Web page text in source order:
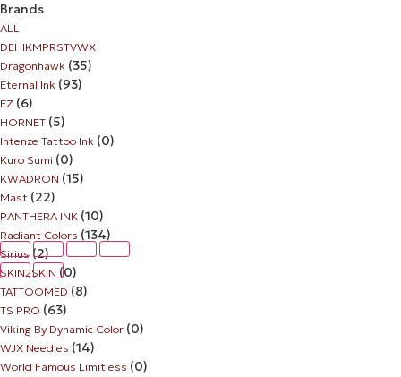
Brands
ALL
DEHIKMPRSTVWX
Dragonhawk (35)
Eternal Ink (93)
EZ (6)
HORNET (5)
Intenze Tattoo Ink (0)
Kuro Sumi (0)
KWADRON (15)
Mast (22)
PANTHERA INK (10)
Radiant Colors (134)
Sirius(2)
SKIN2SKIN (0)
TATTOOMED (8)
TS PRO (63)
Viking By Dynamic Color (0)
WJX Needles (14)
World Famous Limitless (0)